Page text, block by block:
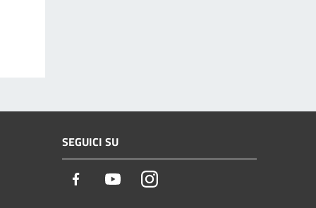
SEGUICI SU
Facebook YoutubeInstagram